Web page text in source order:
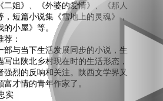
二姐》、《外婆的爱情》、《那人
，短篇小说集《雪地上的灵魂》，
小屋》等。
：
与当下生活发展同步的小说，生
写出陕北乡村现在时的生活形态，
强烈的反响和关注。陕西文学界又
富才情的青年作家了。
实